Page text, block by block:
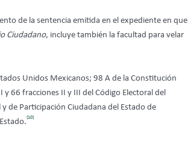
de la sentencia emitida en el expediente en que
Ciudadano, incluye también la facultad para velar
Unidos Mexicanos; 98 A de la Constitución
66 fracciones II y III del Código Electoral del
de Participación Ciudadana del Estado de
[10]